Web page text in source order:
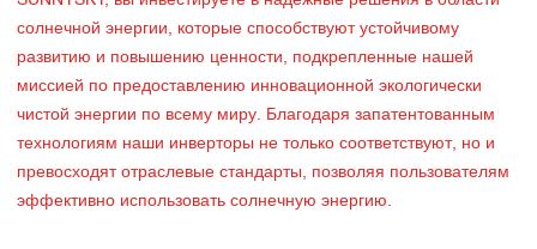
солнечной энергии, которые способствуют устойчивому
развитию и повышению ценности, подкрепленные нашей
миссией по предоставлению инновационной экологически
чистой энергии по всему миру. Благодаря запатентованным
технологиям наши инверторы не только соответствуют, но и
превосходят отраслевые стандарты, позволяя пользователям
эффективно использовать солнечную энергию.